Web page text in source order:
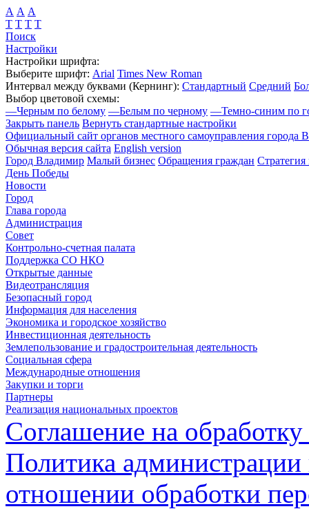
А А А
Т Т Т Т
Поиск
Настройки
Настройки шрифта:
Выберите шрифт: Arial Times New Roman
Интервал между буквами (Кернинг): Стандартный Средний
Выбор цветовой схемы:
—Черным по белому —Белым по черному —Темно-синим по
Закрыть панель Вернуть стандартные настройки
Официальный сайт органов местного самоуправления города
Обычная версия сайта English version
Город Владимир Малый бизнес Обращения граждан Стратегия
День Победы
Новости
Город
Глава города
Администрация
Совет
Контрольно-счетная палата
Поддержка СО НКО
Открытые данные
Видеотрансляция
Безопасный город
Информация для населения
Экономика и городское хозяйство
Инвестиционная деятельность
Землепользование и градостроительная деятельность
Социальная сфера
Международные отношения
Закупки и торги
Партнеры
Реализация национальных проектов
Соглашение на
Политика
отношении обработки